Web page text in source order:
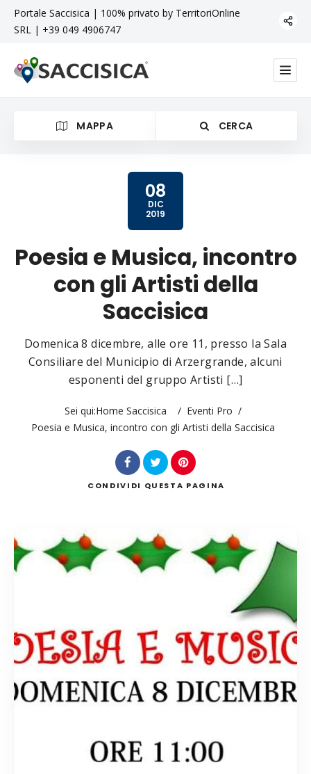
Portale Saccisica | 100% privato by TerritoriOnline
SRL | +39 049 4906747
MAPPA CERCA
Cerca
08
DIC
2019
Poesia e Musica, incontro
con gli Artisti della
Saccisica
Domenica 8 dicembre, alle ore 11, presso la Sala
Consiliare del Municipio di Arzergrande, alcuni
esponenti del gruppo Artisti […]
Sei qui:Home Saccisica / Eventi Pro /
Poesia e Musica, incontro con gli Artisti della Saccisica
CONDIVIDI QUESTA PAGINA